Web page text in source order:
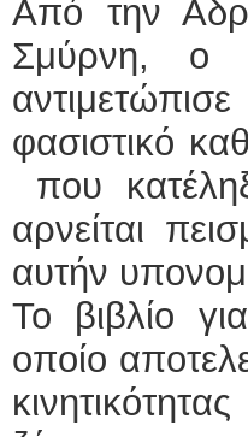
Από την
Σμύρνη, ο
φασιστικό
που
αρνείται
αυτήν
Το βιβλίο
οποίο